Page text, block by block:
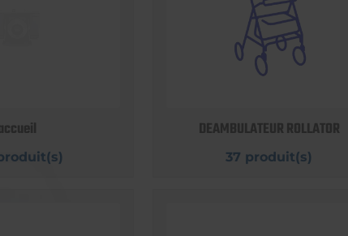
DEAMBULATEUR ROLLATOR
37 produit(s)